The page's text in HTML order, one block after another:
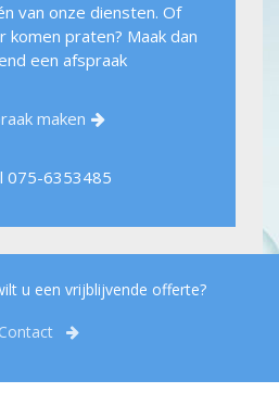
van onze diensten. Of
komen praten? Maak dan
een afspraak
maken
075-6353485
u een vrijblijvende offerte?
Contact